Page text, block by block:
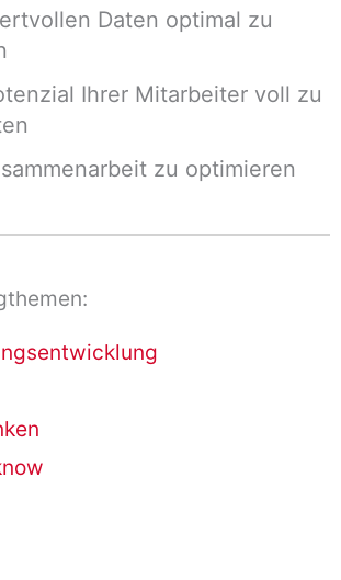
Daten optimal zu
Ihrer Mitarbeiter voll zu
zu optimieren